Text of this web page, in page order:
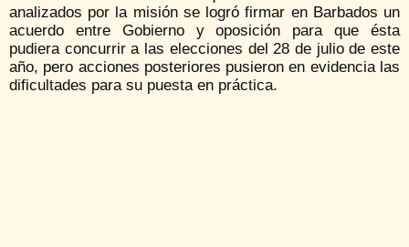
analizados por la misión se logró firmar en Barbados un
acuerdo entre Gobierno y oposición para que ésta
pudiera concurrir a las elecciones del 28 de julio de este
año, pero acciones posteriores pusieron en evidencia las
dificultades para su puesta en práctica.